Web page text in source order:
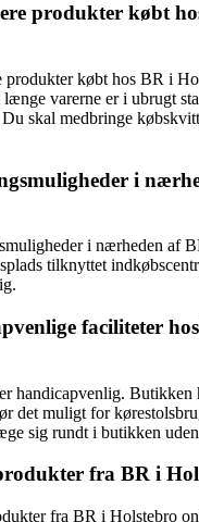
produkter købt
produkter købt hos BR i
længe varerne er i ubrugt
skal medbringe
i
i nærheden af
tilknyttet
faciliteter
handicapvenlig. Butikken
det muligt for
sig rundt i butikken
fra BR i
fra BR i Holstebro